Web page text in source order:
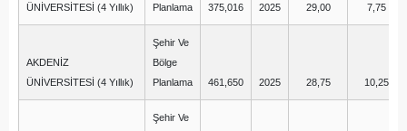
ÜNİVERSİTESİ (4 Yıllık)
Planlama
375,016 2025 29,00 7,75
AKDENİZ
ÜNİVERSİTESİ (4 Yıllık)
Şehir Ve
Bölge
Planlama
461,650 2025 28,75 10,25
Şehir Ve